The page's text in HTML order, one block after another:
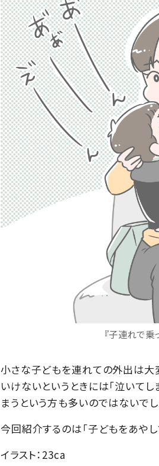
『子連れで乗
小さな子どもを連れての外出は大
いけないというときには「泣いて
まうという方も多いのではないでし
今回紹介するのは「子どもをあやし
イラスト：23ca